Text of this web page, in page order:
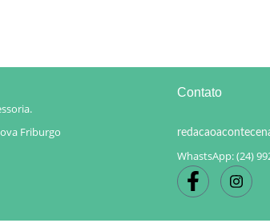
Friburgo
Contato
WhastsApp: (24)